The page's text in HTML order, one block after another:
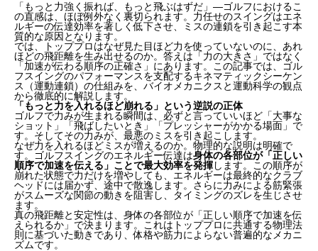
「もっと力強く振れば、もっと飛ぶはずだ」—ゴルフにおけるこ
の直感は、ほぼ例外なく裏切られます。力任せのスイングはエネ
ルギーの伝達効率を著しく低下させ、ミスの連鎖を引き起こす本
質的な原因となります。
では、トッププロはなぜ見た目ほど力を使っていないのに、あれ
ほどの飛距離を生み出せるのか。答えは「力の大きさ」ではなく
「加速が伝わる順序の正確さ」にあります。この記事では、ゴル
フスイングのパフォーマンスを支配するキネマティックシーケン
ス（運動連鎖）の仕組みを、バイオメカニクスと運動科学の観点
から徹底的に解説します。
「もっと力を入れるほど崩れる」という逆説の正体
ゴルフで力みが生まれる瞬間は、必ずと言っていいほど「大事な
ショット」「飛ばしたいとき」「プレッシャーがかかる場面」で
す。そしてその力みが、最悪のミスを引き起こします。
なぜ力を入れるほどミスが増えるのか。物理的な説明は明確で
す。ゴルフスイングのエネルギー伝達は身体の各部位が「正しい
順序で加速を伝える」ことで最大効率を発揮します。この順序が
崩れた状態で力だけを増やしても、エネルギーは最終的なクラブ
ヘッドには届かず、途中で散逸します。さらに力みによる筋緊張
がスムーズな関節の動きを阻害し、タイミングのズレを生じさせ
ます。
真の飛距離と安定性は、身体の各部位が「正しい順序で加速を伝
えられるか」で決まります。これはトッププロに共通する物理法
則に基づいた動きであり、体格や筋力によらない普遍的なメカニ
ズムです。